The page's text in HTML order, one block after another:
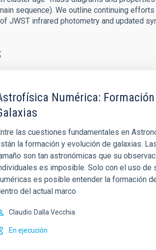
sequence). We outline continuing
JWST infrared photometry and updated
Numérica:
las cuestiones fundamentales en
la formación y evolución de galaxias.
son tan astronómicas que su
es imposible. Solo con el uso de
es posible entender la formación
del actual marco
Claudio Dalla Vecchia
En ejecución